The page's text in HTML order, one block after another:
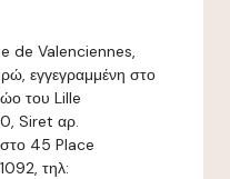
de Valenciennes,
εγγεγραμμένη στο
του Lille
Siret αρ.
45 Place
τηλ: